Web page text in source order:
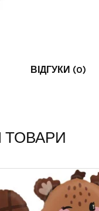
ВІДГУКИ (0)
ТОВАРИ